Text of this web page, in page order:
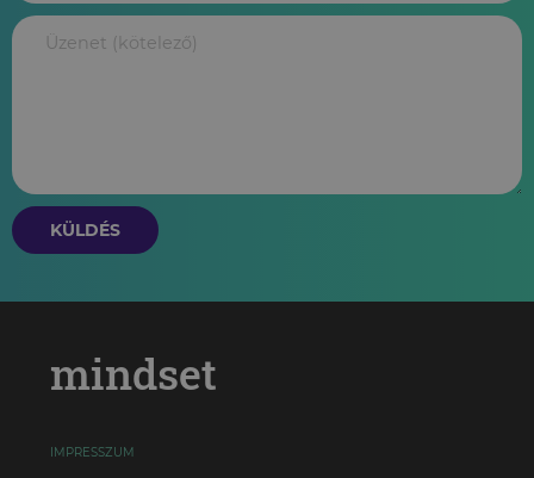
KÜLDÉS
mindset
IMPRESSZUM